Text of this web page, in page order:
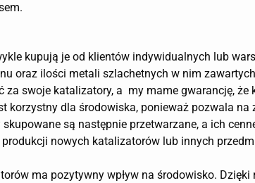
kupują je od klientów indywidualnych lub
oraz ilości metali szlachetnych w nim
za swoje katalizatory, a my mame gwarancję, że
korzystny dla środowiska, ponieważ pozwala
są następnie przetwarzane, a ich
nowych katalizatorów lub innych
ma pozytywny wpływ na środowisko.